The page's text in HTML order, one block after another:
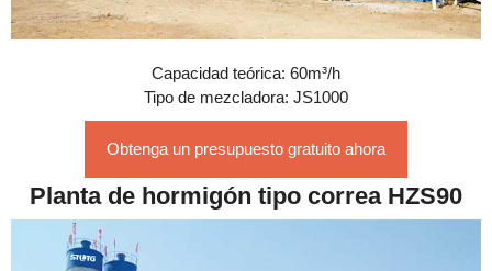
Capacidad teórica: 60m³/h
Tipo de mezcladora: JS1000
Obtenga un presupuesto gratuito ahora
Planta de hormigón tipo correa HZS90